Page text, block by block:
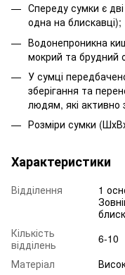
Спереду сумки є
одна на блискавці);
Водонепроникна
мокрий та брудний
У сумці
зберігання та
людям, які
Розміри сумки
Характеристики
Відділення
1
Кількість
відділень
6-10
Матеріал